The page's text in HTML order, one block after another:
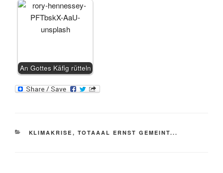
An Gottes Käfig rütteln
KATEGORIEN
KLIMAKRISE , TOTAAAL ERNST GEMEINT...